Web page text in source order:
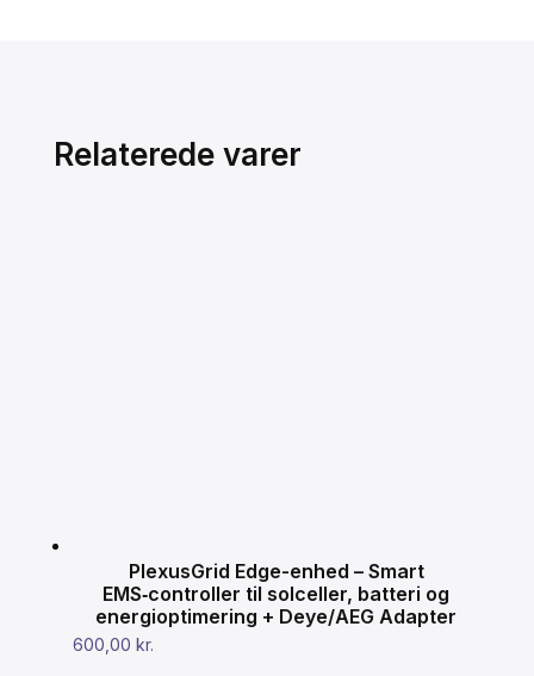
Relaterede varer
PlexusGrid Edge-enhed – Smart
EMS‑controller til solceller, batteri og
energioptimering + Deye/AEG Adapter
600,00 kr.